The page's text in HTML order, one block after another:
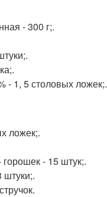
- 300 г;.
- 1, 5 столовых ложек;.
ложек;.
- 15 штук;.
штуки;.